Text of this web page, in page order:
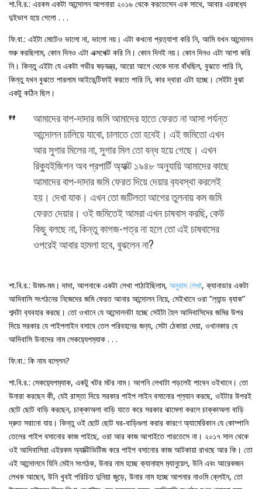
শা.বি.র.: এরকম একটা আন্দোলন আপনারা ২০১৬ থেকে করতেসেন এক সাথে, আবার এরমধ‍্যে
দুইভাগ হয়ে গেলো . . .
ফি.বা.: এইটা মোটেও ভালো না, ভালো নয়। এটা কখনো প্রত‍্যাশা করি নি, আমি যখন আন্দোলন
শুরু করছিলাম, কোন দিনও এটা এক্সপেক্ট করি নি। কোন দিনই নয়। কোন দিনও এটা আশা করি
নি। কিন্তু এইটা যে একটা গভীর ষড়যন্ত্র, আরো আগে থেকে দানা বাঁধছিল, বুঝতে পারি নি,
কিন্তু যখন বুঝতে পারলাম আইডেন্টিফাই করতে পারি নি, কার দ্বারা এটা হচ্ছে। সেইটা বুঝা
একটু কঠিন ছিল।
আমাদের বাপ-দাদার জমি আমাদের হাতে ফেরত না আসা পর্যন্ত
আন্দোলন চালিয়ে যাবো, চালাতে তো হবেই। এই জমিতো এখন
আর সুগার মিলের না, সুগার মিল তো বন্ধ হয়ে গেছে। এখন
রিক‍্যুইজিশন অব প্রপার্টি অ‍্যাক্ট ১৯৪৮ অনুযায়ি আমাদের কাছে
আমাদের বাপ-দাদার জমি ফেরত দিয়ে দেয়ার ব‍্যবস্থা করলেই
হয়। দেখা যাক। এখন তো জটিলতা আগের তুলনায় কম জমি
ফেরত দেয়ার। ওই জমিতেই আমরা এখন চাষবাস করছি, কেউ
কিছু বলছে না, কিন্তু কাগজ-পত্র না হলে তো এই চাষবাসের
ওপরেই আবার হামলা হবে, বুঝলেন না?
শা.বি.র.: উমম-মম। দাদা, আপনাকে একটা লেখা পাঠাইছিলাম, অনুবাদ লেখা, ক‍্যানাডার একটা
আদিবাসি সংগঠনের নিজেদের জমি ফেরত আনার আন্দোলন নিয়ে, সেইখানে ওরা “ল‍্যান্ড ব‍্যাক”
শব্দটা ব‍্যবহার করছে। তো ওখানে যে আন্দোলনটা হচ্ছে সেইটা হৈল আদিবাসিদের জমির উপর
দিয়ে সরকার যে পাইপলাইন বসাবে তেল পরিবহনের জন‍্য, সেটা ঠেকায়া দেয়া, ওখানকার যে
আদিবাসি উনাদের নাম সেকয়‍্যেপম‍্যাক . . .
ফি.বা.: কি নাম বল্লেন?
শা.বি.র.: সেকয়‍্যেপম‍্যাক, একটু খটর মটর নাম। আপনি লেখাটা পড়লেই পাবেন ওইখানে। তো
উনারা করছেন কী, যেই রাস্তা দিয়ে সরকার পাইপ লাইন বসানোর প্ল‍্যান করছে, ওইটার উপরই
ছোট ছোট বাড়ি করছেন, চাক্কাঅলা বাড়ি যাতে করে সরকার ঝামেলা করলে চাক্কাঅলা বাড়ি
দ্রুত সরানো যায়। কিন্তু ওই ছোট ছোট ঘর-বাড়িগুলা করার কারণে অ‍্যামেরিকান যে কোম্পানি
তেলের পাইপ বসানোর কাজ পাইছে, ওরা আর কাজ আগাইতে পারতেসে না। ২০১৭ সাল থেকে
ওই আদিবাসিরা এইরকম অ‍্যাক্টিভিটিজ করে পাইপ বসানোর কাজ আটকায়া রাখছে আর কি। তো
এই আন্দোলনে যিনি মেইন সংগঠক, উনার নাম হচ্ছে ক‍্যানাহুস ম‍্যানুয়েল, উনি এবং আরেকজন
লেখক আছেন, উনি খুবই পরিচিত দুনিয়া জুড়ে, উনার নাম হচ্ছে আপনার নাওমি ক্লেইন, তো